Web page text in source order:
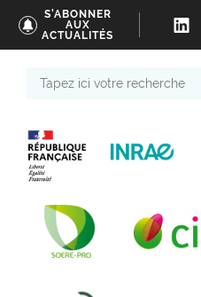
S'ABONNER
AUX
ACTUALITÉS